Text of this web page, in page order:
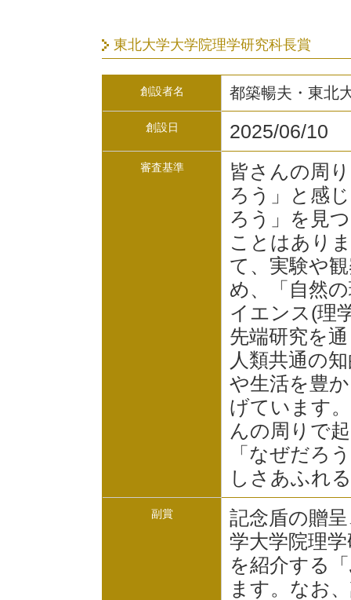
東北大学大学院理学研究科長賞
創設者名 都築暢夫・東北
創設日 2025/06/10
審査基準
皆さんの周
ろう」と感
ろう」を見
ことはあり
て、実験や
め、「自然
イエンス(理
先端研究を
人類共通の
や生活を豊
げています
んの周りで
「なぜだろ
しさあふれ
副賞
記念盾の贈
学大学院理
を紹介する
ます。なお